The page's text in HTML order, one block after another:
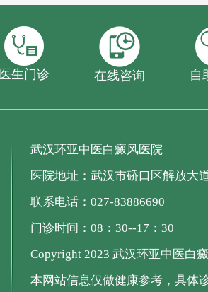
医生门诊 在线咨询 自
武汉环亚中医白癜风医院
医院地址：武汉市硚口区解放大
联系电话：027-83886690
门诊时间：08：30--17：30
Copyright 2023 武汉环亚中医白
本网站信息仅做健康参考，具体